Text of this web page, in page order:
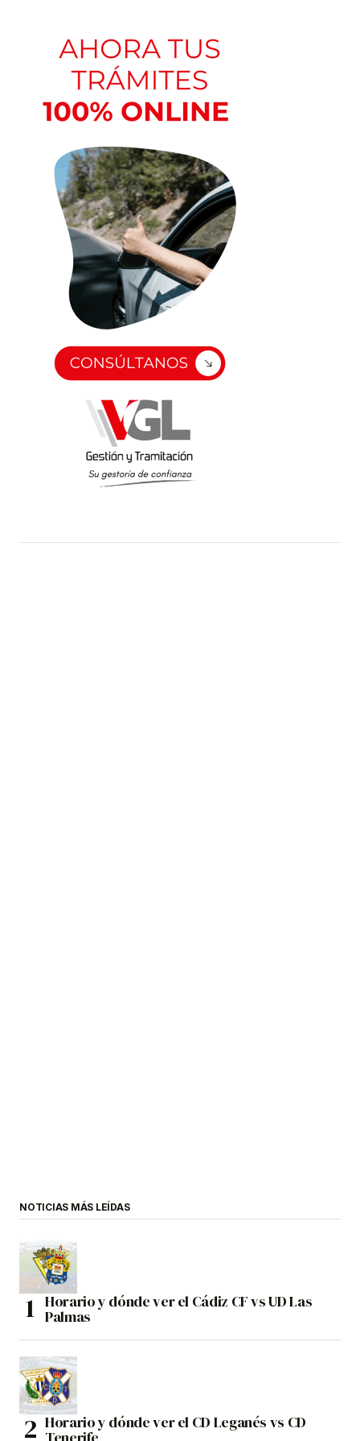
NOTICIAS MÁS LEÍDAS
Horario y dónde ver el Cádiz CF vs UD Las
Palmas
Horario y dónde ver el CD Leganés vs CD